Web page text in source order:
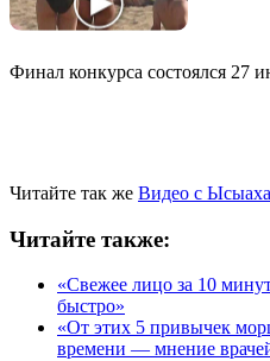
Финал конкурса состоялся 27
Читайте так же Видео с
Читайте также:
«Свежее лицо за 10
быстро»
«От этих 5 привычек
времени — мнение